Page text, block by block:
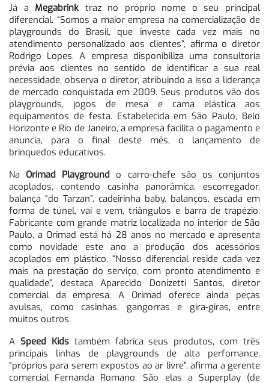
Já aMegabrink traz no próprio nome o seu principal
diferencial. “Somos a maior empresa na comercialização de
playgrounds do Brasil, que investe cada vez mais no
atendimento personalizado aos clientes”, afirma o diretor
Rodrigo Lopes. A empresa disponibiliza uma consultoria
prévia aos clientes no sentido de identificar a sua real
necessidade, observa o diretor, atribuindo a isso a liderança
de mercado conquistada em 2009. Seus produtos vão dos
playgrounds, jogos de mesa e cama elástica aos
equipamentos de festa. Estabelecida em São Paulo, Belo
Horizonte e Rio de Janeiro, a empresa facilita o pagamento e
anuncia, para o final deste mês, o lançamento de
brinquedos educativos.
Na Orimad Playground o carro-chefe são os conjuntos
acoplados, contendo casinha panorâmica, escorregador,
balança “do Tarzan”, cadeirinha baby, balanços, escada em
forma de túnel, vai e vem, triângulos e barra de trapézio.
Fabricante com grande matriz localizada no interior de São
Paulo, a Orimad está há 28 anos no mercado e apresenta
como novidade este ano a produção dos acessórios
acoplados em plástico. “Nosso diferencial reside cada vez
mais na prestação do serviço, com pronto atendimento e
qualidade”, destaca Aparecido Donizetti Santos, diretor
comercial da empresa. A Orimad oferece ainda peças
avulsas, como casinhas, gangorras e gira-giras, entre
muitos outros.
A Speed Kidstambém fabrica seus produtos, com três
principais linhas de playgrounds de alta perfomance,
“próprios para serem expostos ao ar livre”, afirma a gerente
comercial Fernanda Romano. São elas a Superplay (de